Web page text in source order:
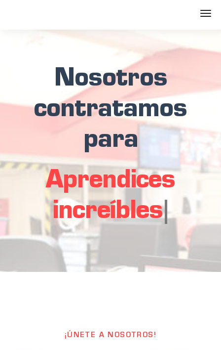
Nosotros
contratamos
para
Aprendices
increíbles
¡ÚNETE A NOSOTROS!